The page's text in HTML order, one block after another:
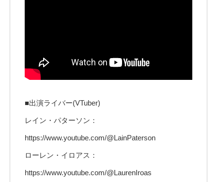
■出演ライバー(VTuber)
レイン・パターソン：
https://www.youtube.com/@LainPaterson
ローレン・イロアス：
https://www.youtube.com/@LaurenIroas